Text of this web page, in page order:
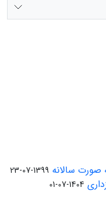
صورت سالانه 1399-07-23
1404-07-01